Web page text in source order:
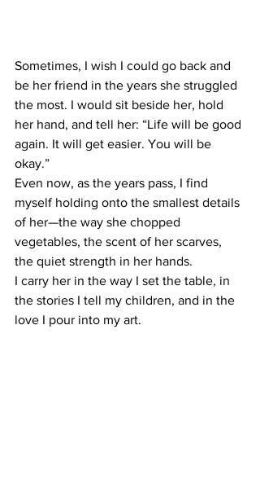
Sometimes, I wish I could go back and
be her friend in the years she struggled
the most. I would sit beside her, hold
her hand, and tell her: “Life will be good
again. It will get easier. You will be
okay.”
Even now, as the years pass, I find
myself holding onto the smallest details
of her—the way she chopped
vegetables, the scent of her scarves,
the quiet strength in her hands.
I carry her in the way I set the table, in
the stories I tell my children, and in the
love I pour into my art.